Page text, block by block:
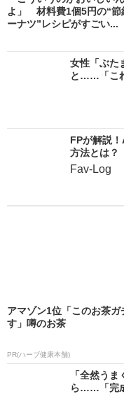
よ」 材料費1個5円の“節
ーナツ”レシピがすごい...
女性「ぶた
と……「こ
FPが解説
方法とは？
Fav-Log
アマゾン1位「このお茶ガ
す」噂のお茶
PR(ハーブ健康本舗)
「全然う
ら……「完